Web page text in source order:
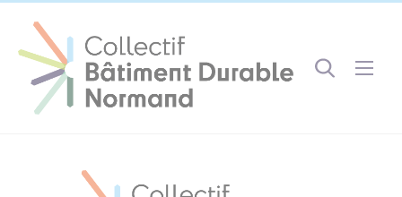
Gestion des couleurs :
Inactif
Cookies management panel